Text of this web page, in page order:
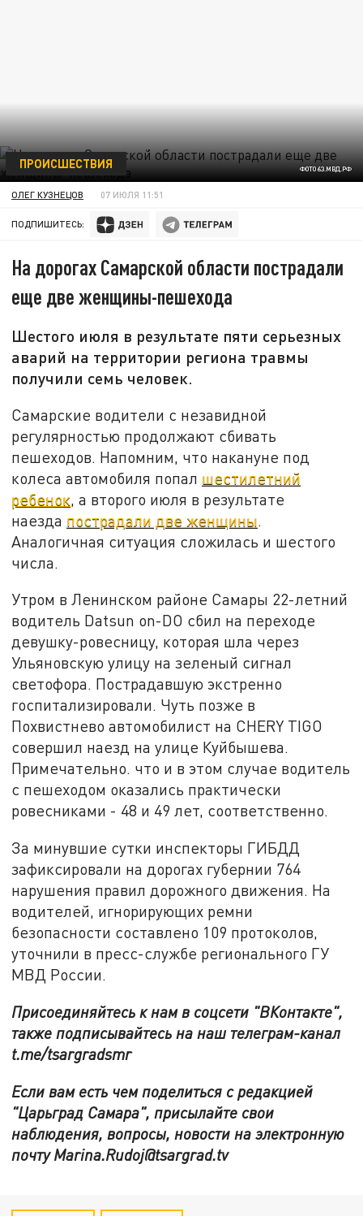
ФОТО 63.МВД.РФ
ПРОИСШЕСТВИЯ
ОЛЕГ КУЗНЕЦОВ 07 ИЮЛЯ 11:51
ПОДПИШИТЕСЬ:
На дорогах Самарской области пострадали
еще две женщины-пешехода
Шестого июля в результате пяти серьезных
аварий на территории региона травмы
получили семь человек.
Самарские водители с незавидной
регулярностью продолжают сбивать
пешеходов. Напомним, что накануне под
колеса автомобиля попал шестилетний
ребенок, а второго июля в результате
наезда пострадали две женщины.
Аналогичная ситуация сложилась и шестого
числа.
Утром в Ленинском районе Самары 22-летний
водитель Datsun on-DO сбил на переходе
девушку-ровесницу, которая шла через
Ульяновскую улицу на зеленый сигнал
светофора. Пострадавшую экстренно
госпитализировали. Чуть позже в
Похвистнево автомобилист на CHERY TIGO
совершил наезд на улице Куйбышева.
Примечательно. что и в этом случае водитель
с пешеходом оказались практически
ровесниками - 48 и 49 лет, соответственно.
За минувшие сутки инспекторы ГИБДД
зафиксировали на дорогах губернии 764
нарушения правил дорожного движения. На
водителей, игнорирующих ремни
безопасности составлено 109 протоколов,
уточнили в пресс-службе регионального ГУ
МВД России.
Присоединяйтесь к нам в соцсети "ВКонтакте",
также подписывайтесь на наш телеграм-канал
t.me/tsargradsmr
Если вам есть чем поделиться с редакцией
"Царьград Самара", присылайте свои
наблюдения, вопросы, новости на электронную
почту Marina.Rudoj@tsargrad.tv